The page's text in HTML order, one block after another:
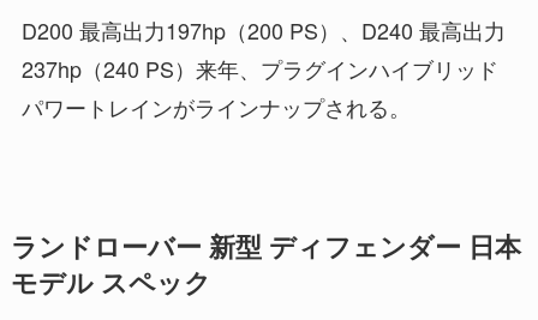
D200 最高出力197hp（200 PS）、D240 最高出力
237hp（240 PS）来年、プラグインハイブリッド
パワートレインがラインナップされる。
ランドローバー 新型 ディフェンダー 日本
モデル スペック